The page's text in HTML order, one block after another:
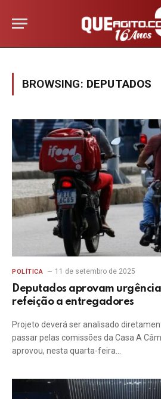
BROWSING: DEPUTADOS
POLÍTICA 11 de setembro de 2025
Deputados aprovam
refeição a entregadores
Projeto deverá ser analisado
passar pelas comissões da Casa A
aprovou, nesta quarta-feira…